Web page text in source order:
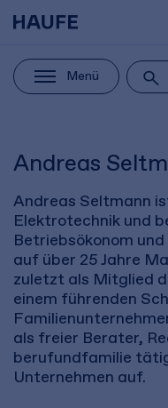
Menü
Andreas
Andreas Seltmann
Elektrotechnik und
Betriebsökonom
auf über 25 Jahre
zuletzt als Mitglied
einem führenden
als freier Berater,
berufundfamilie
Unternehmen auf.